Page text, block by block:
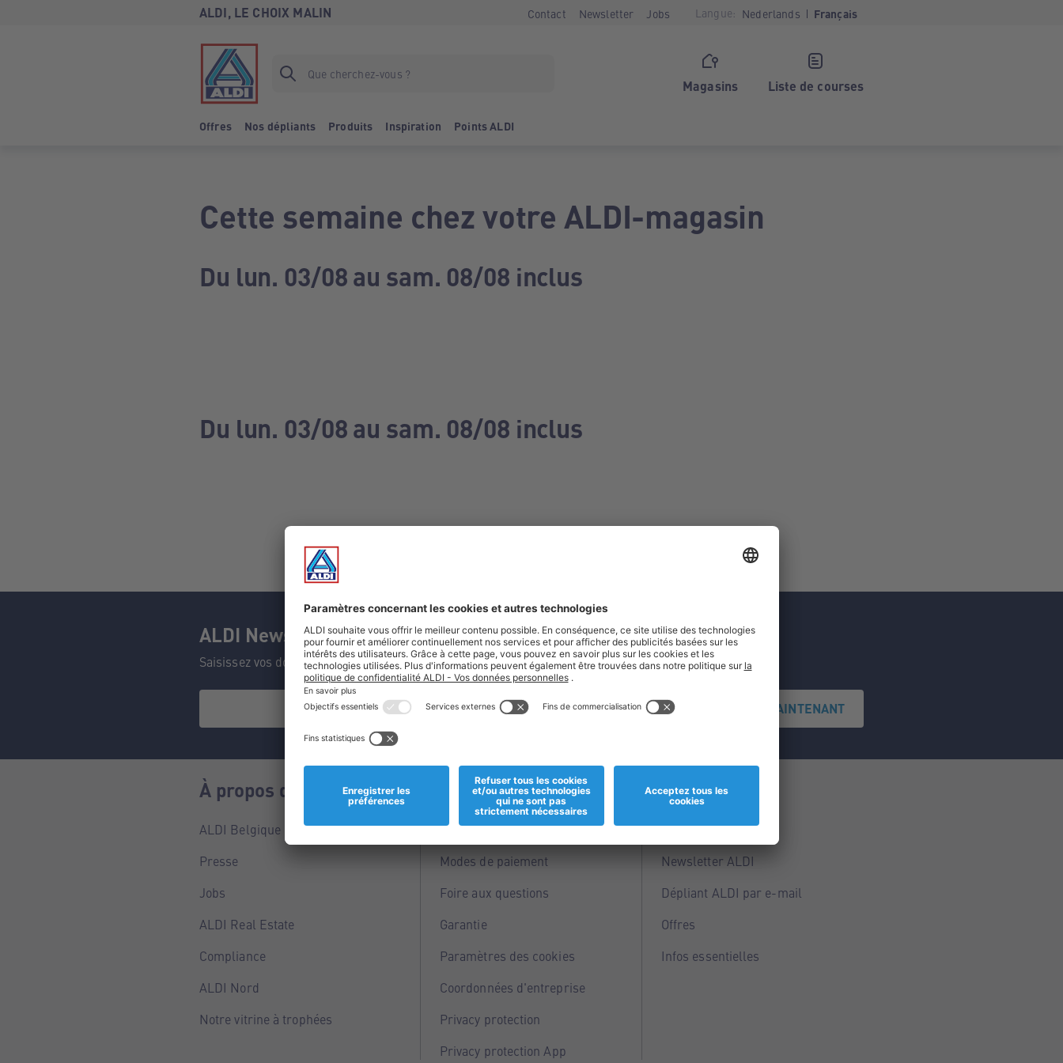
ALDI, LE CHOIX MALIN Contact Newsletter Jobs Langue: Nederlands Français
Magasins Liste de courses
Offres Nos dépliants Produits Inspiration Points ALDI
Cette semaine chez votre ALDI-magasin
Du lun. 03/08 au sam. 08/08 inclus
Du lun. 03/08 au sam. 08/08 inclus
ALDI Newsletter
Saisissez vos données et ne manquez aucune de nos offres.
S'INSCRIRE MAINTENANT
À propos de nous
ALDI Belgique
Presse
Jobs
ALDI Real Estate
Compliance
ALDI Nord
Notre vitrine à trophées
Informations
Magasins
Modes de paiement
Foire aux questions
Garantie
Paramètres des cookies
Coordonnées d'entreprise
Privacy protection
Privacy protection App
Service
Points ALDI
Newsletter ALDI
Dépliant ALDI par e-mail
Offres
Infos essentielles